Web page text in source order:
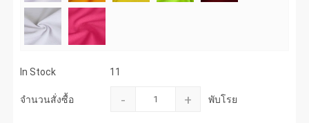
In Stock 11
จำนวนสั่งซื้อ - + พับโรย